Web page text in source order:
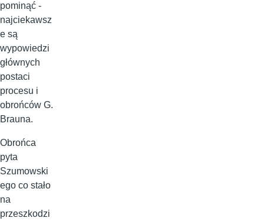
pominąć -
najciekawsz
e są
wypowiedzi
głównych
postaci
procesu i
obrońców G.
Brauna.
Obrońca
pyta
Szumowski
ego co stało
na
przeszkodzi